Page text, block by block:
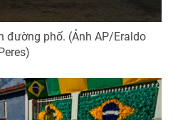
đường phố. (Ảnh AP/Eraldo